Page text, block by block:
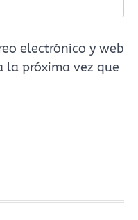
electrónico y web
la próxima vez que